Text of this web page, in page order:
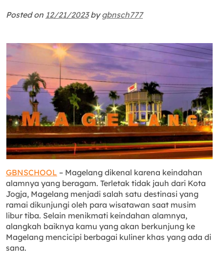
Posted on 12/21/2023bygbnsch777
GBNSCHOOL – Magelang dikenal karena keindahan
alamnya yang beragam. Terletak tidak jauh dari Kota
Jogja, Magelang menjadi salah satu destinasi yang
ramai dikunjungi oleh para wisatawan saat musim
libur tiba. Selain menikmati keindahan alamnya,
alangkah baiknya kamu yang akan berkunjung ke
Magelang mencicipi berbagai kuliner khas yang ada di
sana.